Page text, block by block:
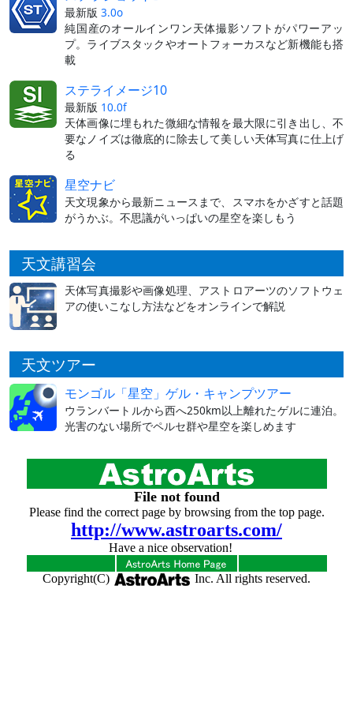
最新版 3.0o
純国産のオールインワン天体撮影ソフトがパワーアッ
プ。ライブスタックやオートフォーカスなど新機能も搭
載
ステライメージ10
最新版 10.0f
天体画像に埋もれた微細な情報を最大限に引き出し、不
要なノイズは徹底的に除去して美しい天体写真に仕上げ
る
星空ナビ
天文現象から最新ニュースまで、スマホをかざすと話題
がうかぶ。不思議がいっぱいの星空を楽しもう
天文講習会
天体写真撮影や画像処理、アストロアーツのソフトウェ
アの使いこなし方法などをオンラインで解説
天文ツアー
モンゴル「星空」ゲル・キャンプツアー
ウランバートルから西へ250km以上離れたゲルに連泊。
光害のない場所でペルセ群や星空を楽しめます